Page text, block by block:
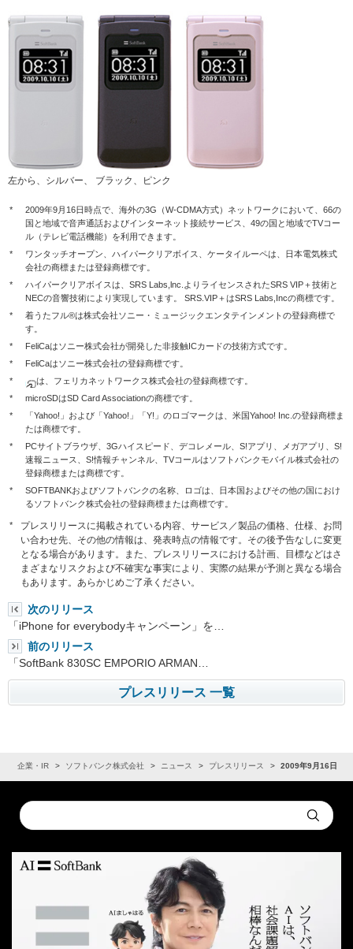
左から、シルバー、 ブラック、ピンク
*
2009年9月16日時点で、海外の3G（W-CDMA方式）ネットワークにおいて、66の
国と地域で音声通話およびインターネット接続サービス、49の国と地域でTVコー
ル（テレビ電話機能）を利用できます。
*
ワンタッチオープン、ハイパークリアボイス、ケータイルーペは、日本電気株式
会社の商標または登録商標です。
*
ハイパークリアボイスは、SRS Labs,lnc.よりライセンスされたSRS VIP＋技術と
NECの音響技術により実現しています。 SRS.VIP＋はSRS Labs,Incの商標です。
*
着うたフル®は株式会社ソニー・ミュージックエンタテインメントの登録商標で
す。
*
FeliCaはソニー株式会社が開発した非接触ICカードの技術方式です。
*
FeliCaはソニー株式会社の登録商標です。
*
は、フェリカネットワークス株式会社の登録商標です。
*
microSDはSD Card Associationの商標です。
*
「Yahoo!」および「Yahoo!」「Y!」のロゴマークは、米国Yahoo! Inc.の登録商標ま
たは商標です。
*
PCサイトブラウザ、3Gハイスピード、デコレメール、S!アプリ、メガアプリ、S!
速報ニュース、S!情報チャンネル、TVコールはソフトバンクモバイル株式会社の
登録商標または商標です。
*
SOFTBANKおよびソフトバンクの名称、ロゴは、日本国およびその他の国におけ
るソフトバンク株式会社の登録商標または商標です。
*
プレスリリースに掲載されている内容、サービス／製品の価格、仕様、お問
い合わせ先、その他の情報は、発表時点の情報です。その後予告なしに変更
となる場合があります。また、プレスリリースにおける計画、目標などはさ
まざまなリスクおよび不確実な事実により、実際の結果が予測と異なる場合
もあります。あらかじめご了承ください。
次のリリース
「iPhone for everybodyキャンペーン」を…
前のリリース
「SoftBank 830SC EMPORIO ARMAN…
プレスリリース 一覧
企業・IR ソフトバンク株式会社 ニュース プレスリリース 2009年9月16日
Conduct
a
Submit